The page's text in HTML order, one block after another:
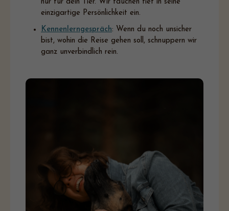
nur für dein Tier. Wir tauchen tief in seine
einzigartige Persönlichkeit ein.
Kennenlerngespräch: Wenn du noch unsicher
bist, wohin die Reise gehen soll, schnuppern wir
ganz unverbindlich rein.